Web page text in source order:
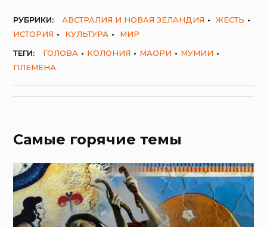
РУБРИКИ: АВСТРАЛИЯ И НОВАЯ ЗЕЛАНДИЯ
ЖЕСТЬ
ИСТОРИЯ
КУЛЬТУРА
МИР
ТЕГИ:
ГОЛОВА КОЛОНИЯ МАОРИ
МУМИИ
ПЛЕМЕНА
Самые горячие темы